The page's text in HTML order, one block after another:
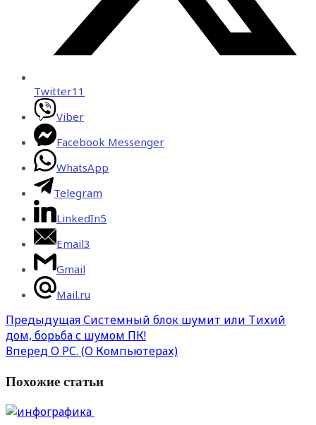
Twitter11
Viber
Facebook Messenger
WhatsApp
Telegram
LinkedIn5
Email3
Gmail
Mail.ru
ПредыдущаяСистемный блок шумит или Тихий
дом, борьба с шумом ПК!
ВпередО PC. (О Компьютерах)
Похожие статьи